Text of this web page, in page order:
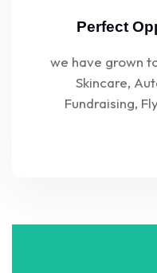
Perfect
we have grown
Skincare,
Fundraising,